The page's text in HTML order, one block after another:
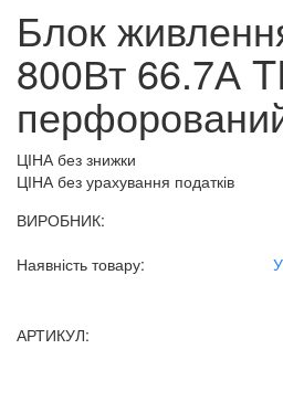
Блок
800Вт 66.7А
ЦІНА без знижки
ЦІНА без урахування податків
ВИРОБНИК:
Наявність товару:
АРТИКУЛ: